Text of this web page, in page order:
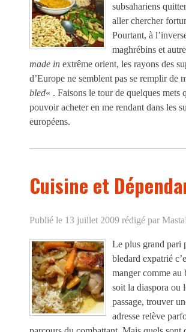
subsahariens
aller chercher
Pourtant, à
maghrébins et
made in extrême orient, les rayons des
d’Europe ne semblent pas se remplir de
bled« . Faisons le tour de quelques mets
pouvoir acheter en me rendant dans les
européens.
Cuisine et
Publié le 13 juillet 2009 rédigé par
Le plus grand pari
bledard expatrié
manger comme au
soit la diaspora ou
passage, trouver
adresse relève